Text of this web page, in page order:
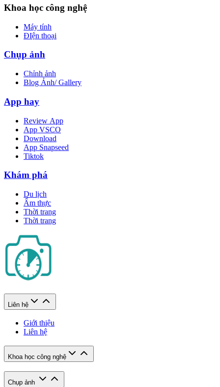
Khoa học công nghệ
Máy tính
ĐIện thoại
Chụp ảnh
Chỉnh ảnh
Blog Ảnh/ Gallery
App hay
Review App
App VSCO
Download
App Snapseed
Tiktok
Khám phá
Du lịch
Ẩm thực
Thời trang
Thời trang
Liên hệ
Giới thiệu
Liên hệ
Khoa học công nghệ
Chụp ảnh